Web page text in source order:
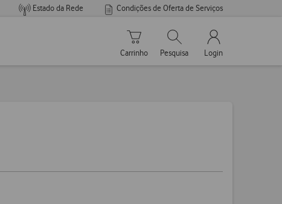
Estado da Rede Condições de Oferta de Serviços
Carrinho de compras
Carrinho
Pesquisar
Pesquisa
My Vodafone
Login